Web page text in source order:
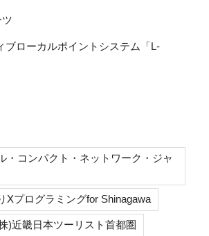
ブローカルポイントシステム「L-
・コンパクト・ネットワーク・ジャ
Xプログラミングfor Shinagawa
)近畿日本ツーリスト首都圏